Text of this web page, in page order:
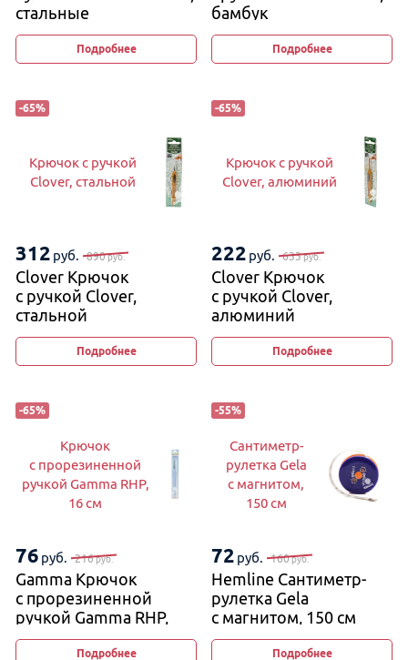
стальные
Подробнее
бамбук
Подробнее
-65%
Крючок с ручкой
Clover, стальной
312 руб. 890руб.
Clover Крючок
с ручкой Clover,
стальной
Подробнее
-65%
Крючок с ручкой
Clover, алюминий
222 руб. 633руб.
Clover Крючок
с ручкой Clover,
алюминий
Подробнее
-65%
Крючок
с прорезиненной
ручкой Gamma RHP,
16 см
76 руб. 216руб.
Gamma Крючок
с прорезиненной
ручкой Gamma RHP,
16 см
Подробнее
-55%
Сантиметр-
рулетка Gela
с магнитом,
150 см
72 руб. 160руб.
Hemline Сантиметр-
рулетка Gela
с магнитом, 150 см
Подробнее